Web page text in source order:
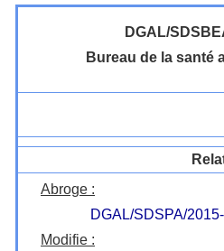
DGAL/
Bureau de la santé
Abroge :
DGAL/SDSPA/
Modifie :